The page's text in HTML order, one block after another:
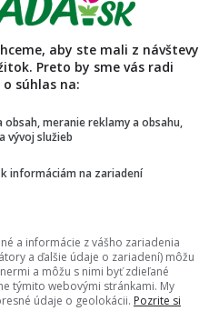
cize polievat
Viac...
kazdy druhy-tretí
Viac...
aby ste mali z návštevy
Preto by sme vás radi
súhlas na:
meranie reklamy a obsahu,
vývoj služieb
informáciám na zariadení
a informácie z vášho zariadenia
a ďalšie údaje o zariadení) môžu
a môžu s nimi byť zdieľané
týmito webovými stránkami. My
údaje o geolokácii. Pozrite si